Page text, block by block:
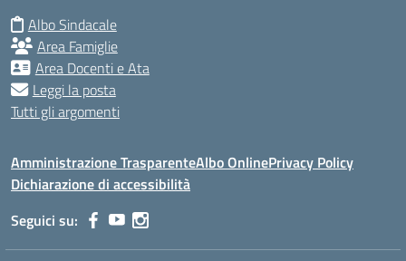
Albo Sindacale
Area Famiglie
Area Docenti e Ata
Leggi la posta
Tutti gli argomenti
Amministrazione TrasparenteAlbo OnlinePrivacy Policy
Dichiarazione di accessibilità
Seguici su: